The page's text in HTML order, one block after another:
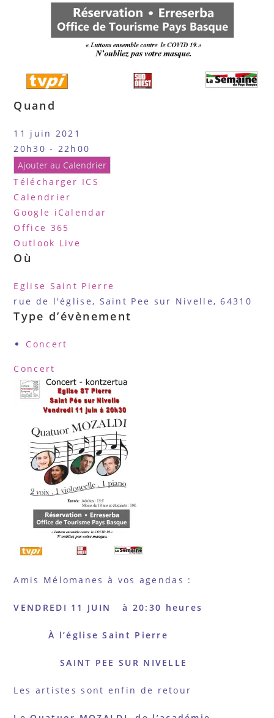
Quand
11 juin 2021
20h30 - 22h00
Ajouter au Calendrier
Télécharger ICS
Calendrier
Google iCalendar
Office 365
Outlook Live
Où
Eglise Saint Pierre
rue de l'église, Saint Pee sur Nivelle, 64310
Type d’évènement
Concert
Concert
Amis Mélomanes à vos agendas :
VENDREDI 11 JUIN à 20:30 heures
À l’église Saint Pierre
SAINT PEE SUR NIVELLE
Les artistes sont enfin de retour